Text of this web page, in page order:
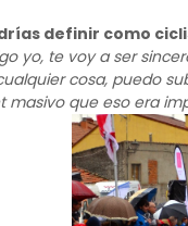
definir como
yo, te voy a ser
cosa, puedo
masivo que eso era